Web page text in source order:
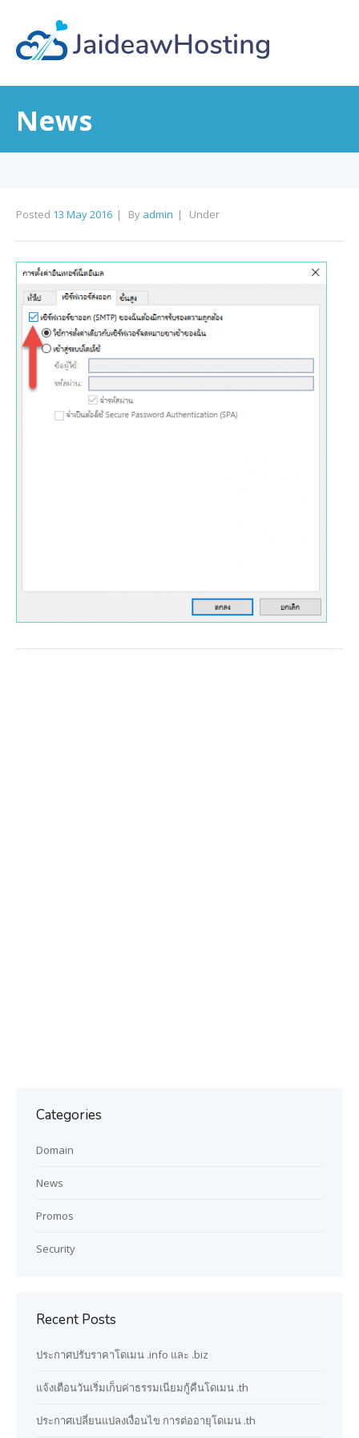
News
Posted 13 May 2016 By admin Under
Categories
Domain
News
Promos
Security
Recent Posts
ประกาศปรับราคาโดเมน .info และ .biz
แจ้งเตือนวันเริ่มเก็บค่าธรรมเนียมกู้คืนโดเมน .th
ประกาศเปลี่ยนแปลงเงื่อนไข การต่ออายุโดเมน .th